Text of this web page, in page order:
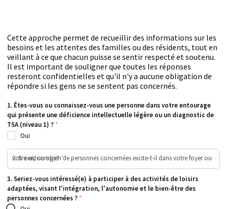
Cette approche permet de recueillir des informations sur les
besoins et les attentes des familles ou des résidents, tout en
veillant à ce que chacun puisse se sentir respecté et soutenu.
Il est important de souligner que toutes les réponses
resteront confidentielles et qu'il n'y a aucune obligation de
répondre si les gens ne se sentent pas concernés.
1. Êtes-vous ou connaissez-vous une personne dans votre entourage
qui présente une déficience intellectuelle légère ou un diagnostic de
TSA (niveau 1) ? *
Oui
2. Si oui, combien de personnes concernées existe-t-il dans votre foyer ou votre entourage?*
3. Seriez-vous intéressé(e) à participer à des activités de loisirs
adaptées, visant l'intégration, l'autonomie et le bien-être des
personnes concernées ? *